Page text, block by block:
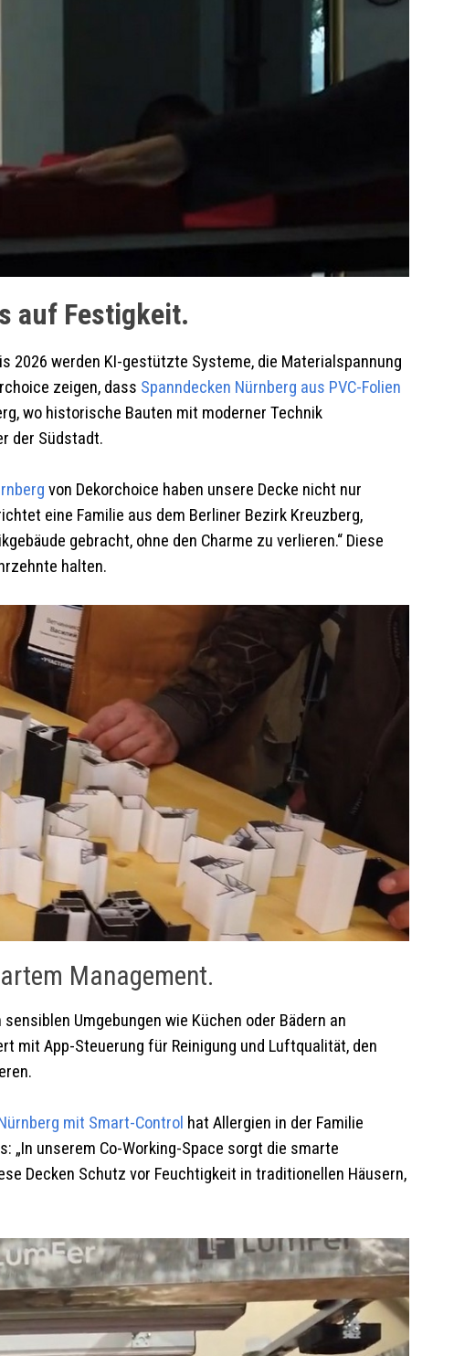
auf Festigkeit.
2026 werden KI-gestützte Systeme, die Materialspannung
zeigen, dass Spanndecken Nürnberg aus PVC-Folien
wo historische Bauten mit moderner Technik
der Südstadt.
von Dekorchoice haben unsere Decke nicht nur
eine Familie aus dem Berliner Bezirk Kreuzberg,
gebracht, ohne den Charme zu verlieren.“ Diese
halten.
Management.
Umgebungen wie Küchen oder Bädern an
mit App-Steuerung für Reinigung und Luftqualität, den
mit Smart-Control hat Allergien in der Familie
„In unserem Co-Working-Space sorgt die smarte
Decken Schutz vor Feuchtigkeit in traditionellen Häusern,